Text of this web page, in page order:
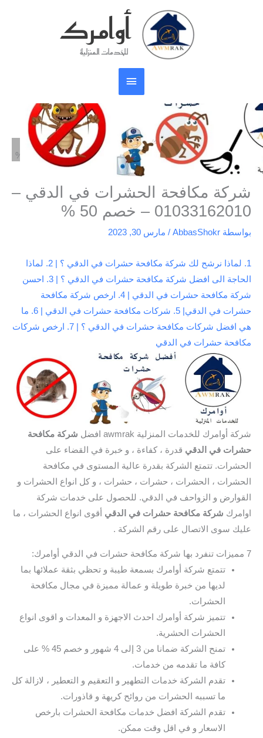
أوامرك
للخدمات المنزلية
القائمة
الرئيسية
الرئيسية
مكافحة حشرات
شركة مكافحة الحشرات في الدقي – 01033162010 – خصم 50 %
شركة مكافحة الحشرات في الدقي –
01033162010 – خصم 50 %
بواسطة AbbasShokr
/ مارس 30, 2023
1. لماذا نرشح لك شركة مكافحة حشرات في الدقي ؟ | 2. لماذا
الحاجة الى افضل شركة مكافحة حشرات في الدقي ؟ | 3. احسن
شركة مكافحة حشرات في الدقي | 4. ارخص شركة مكافحة
حشرات في الدقي| 5. شركات مكافحة حشرات في الدقي | 6. ما
هي افضل شركات مكافحة حشرات في الدقي ؟ | 7. ارخص شركات
مكافحة حشرات في الدقي
شركة أوامرك للخدمات المنزلية awmrak افضل
شركة مكافحة
حشرات في الدقي قدرة ، كفاءة ، و خبرة في القضاء على
الحشرات. تتمتع الشركة بقدرة عالية المستوى في مكافحة
الحشرات ، الحشرات ، حشرات ، حشرات ، و كل انواع الحشرات و
القوارض و الزواحف في الدقي. للحصول على خدمات شركة
اوامرك شركة مكافحة حشرات في الدقي أقوى انواع الحشرات ، ما
عليك سوى الاتصال على رقم الشركة .
7 مميزات تنفرد بها شركة مكافحة حشرات في الدقي أوامرك:
تتمتع شركة أوامرك بسمعة طيبة و تحظي بثقة عملائها بما
لديها من خبرة طويلة و عمالة مميزة في مجال مكافحة
الحشرات.
تتميز شركة أوامرك احدث الاجهزة و المعدات و اقوى انواع
الحشرات الحشرية.
تمنح الشركة ضمانا من 3 إلى 4 شهور و خصم 45 % على
كافة ما تقدمه من خدمات.
تقدم الشركة خدمات التطهير و التعقيم و التعطير ، لازالة كل
ما تسببه الحشرات من روائح كريهة و قاذورات.
تقدم الشركة افضل خدمات مكافحة الحشرات بارخص
الاسعار و في اقل وقت ممكن.